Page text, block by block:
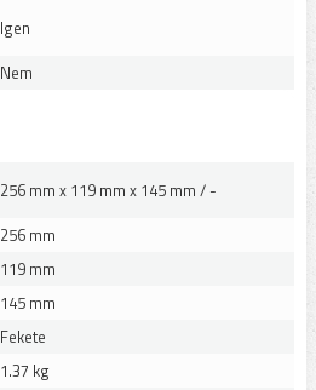
Igen
Nem
256 mm x 119 mm x 145 mm / -
256 mm
119 mm
145 mm
Fekete
1.37 kg